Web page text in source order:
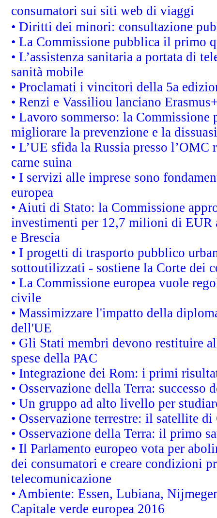
consumatori sui siti web di viaggi
• Diritti dei minori: consultazione
• La Commissione pubblica il primo
• L’assistenza sanitaria a portata di
sanità mobile
• Proclamati i vincitori della 5a
• Renzi e Vassiliou lanciano
• Lavoro sommerso: la
migliorare la prevenzione e la
• L’UE sfida la Russia presso
carne suina
• I servizi alle imprese sono
europea
• Aiuti di Stato: la Commissione
investimenti per 12,7 milioni di EUR
e Brescia
• I progetti di trasporto pubblico
sottoutilizzati - sostiene la Corte dei
• La Commissione europea vuole
civile
• Massimizzare l'impatto della
dell'UE
• Gli Stati membri devono restituire
spese della PAC
• Integrazione dei Rom: i primi
• Osservazione della Terra:
• Un gruppo ad alto livello per
• Osservazione terrestre: il satellite
• Osservazione della Terra: il primo
• Il Parlamento europeo vota per
dei consumatori e creare condizioni
telecomunicazione
• Ambiente: Essen, Lubiana,
Capitale verde europea 2016